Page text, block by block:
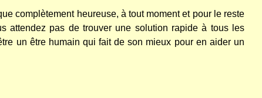
complètement heureuse, à tout moment et pour le reste
attendez pas de trouver une solution rapide à tous les
un être humain qui fait de son mieux pour en aider un